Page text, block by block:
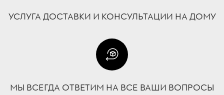
УСЛУГА ДОСТАВКИ И КОНСУЛЬТАЦИИ НА ДОМУ
МЫ ВСЕГДА ОТВЕТИМ НА ВСЕ ВАШИ ВОПРОСЫ